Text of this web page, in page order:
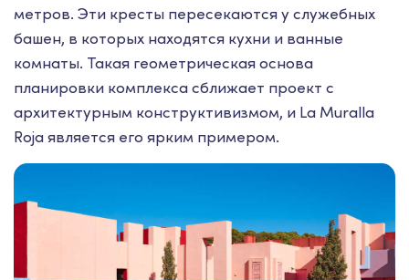
метров. Эти кресты пересекаются у служебных
башен, в которых находятся кухни и ванные
комнаты. Такая геометрическая основа
планировки комплекса сближает проект с
архитектурным конструктивизмом, и La Muralla
Roja является его ярким примером.